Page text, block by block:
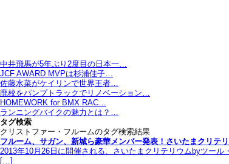
中井飛馬が5年ぶり2度目の日本一…
JCF AWARD MVPは杉浦佳子…
佐藤水菜がケイリンで世界王者…
廃校をパンプトラックでリノベーション…
HOMEWORK for BMX RAC…
ランニングバイクの魅力とは？…
タグ検索
クリストファー・フルームのタグ検索結果
フルーム、サガン、新城ら豪華メンバー発表！さいたまクリテ
2013年10月26日に開催される、さいたまクリテリウムbyツー
[…]